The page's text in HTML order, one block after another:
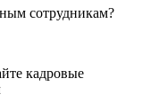
сотрудникам?
кадровые